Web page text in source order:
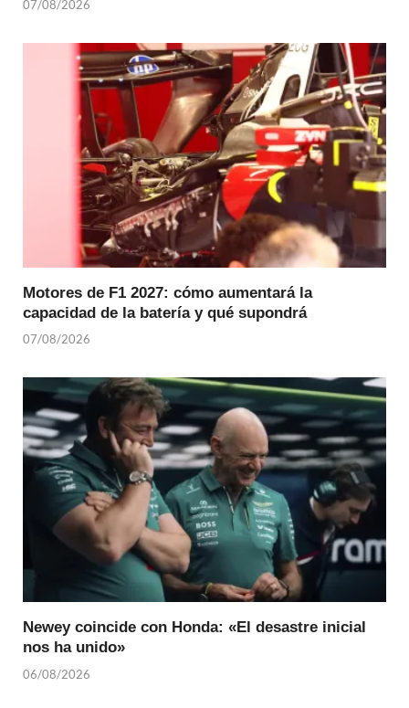
07/08/2026
Motores de F1 2027: cómo aumentará la
capacidad de la batería y qué supondrá
07/08/2026
Newey coincide con Honda: «El desastre inicial
nos ha unido»
06/08/2026